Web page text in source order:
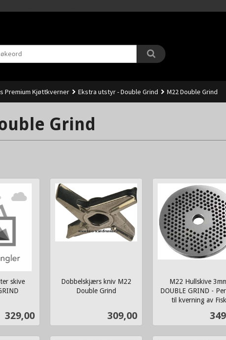
Premium Kjøttkverner Ekstra utstyr - Double Grind M22 Double Grind
Grind
skive
Pris
329,00
Dobbelskjærs kniv M22
Double Grind
Pris
309,00
M22 Hullskive
DOUBLE GRIND -
til kverning av Fisk